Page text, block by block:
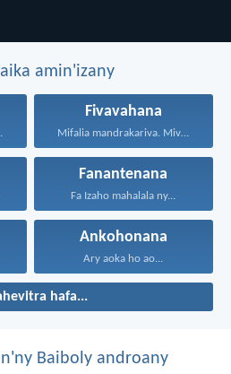
amin'izany
ka...
Fivavahana
Mifalia mandrakariva. Mivavaha, ka...
Fanantenana
Fa Izaho mahalala ny...
Ankohonana
Ary aoka ho ao...
hafa...
Baiboly androany